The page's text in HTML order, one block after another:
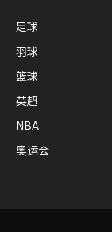
足球
羽球
篮球
英超
NBA
奥运会